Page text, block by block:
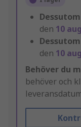
den 10
den 10
Behöver du
behöver och